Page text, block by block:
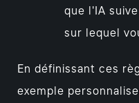
que l'IA
sur lequel
En définissant ces
exemple